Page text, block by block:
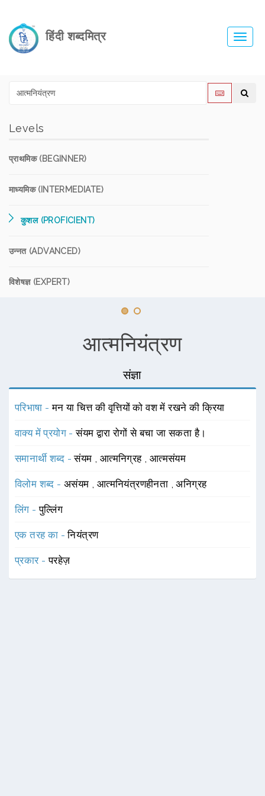
हिंदी शब्दमित्र
Levels
प्राथमिक (BEGINNER)
माध्यमिक (INTERMEDIATE)
कुशल (PROFICIENT)
उन्नत (ADVANCED)
विशेषज्ञ (EXPERT)
आत्मनियंत्रण
संज्ञा
परिभाषा -मन या चित्त की वृत्तियों को वश में रखने की क्रिया
वाक्य में प्रयोग -संयम द्वारा रोगों से बचा जा सकता है।
समानार्थी शब्द -संयम , आत्मनिग्रह , आत्मसंयम
विलोम शब्द - असंयम , आत्मनियंत्रणहीनता ,अनिग्रह
लिंग -पुल्लिंग
एक तरह का -नियंत्रण
प्रकार -परहेज़